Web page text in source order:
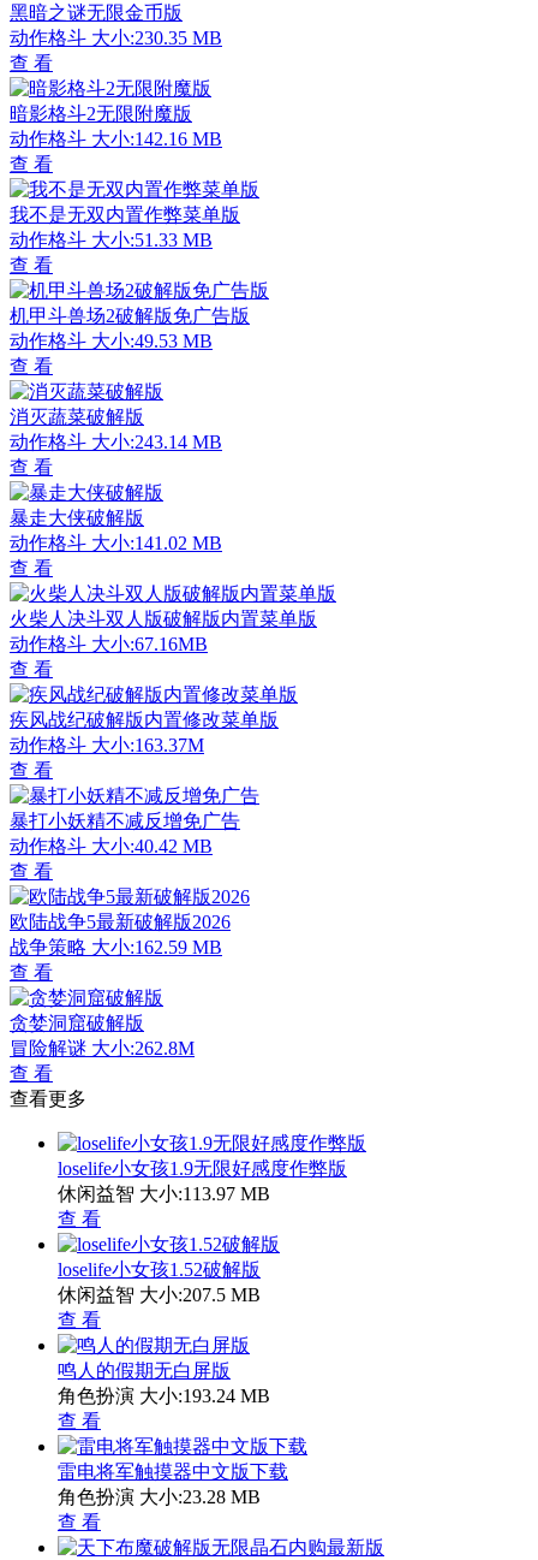
黑暗之谜无限金币版
动作格斗 大小:230.35 MB
查 看
暗影格斗2无限附魔版
动作格斗 大小:142.16 MB
查 看
我不是无双内置作弊菜单版
动作格斗 大小:51.33 MB
查 看
机甲斗兽场2破解版免广告版
动作格斗 大小:49.53 MB
查 看
消灭蔬菜破解版
动作格斗 大小:243.14 MB
查 看
暴走大侠破解版
动作格斗 大小:141.02 MB
查 看
火柴人决斗双人版破解版内置菜单版
动作格斗 大小:67.16MB
查 看
疾风战纪破解版内置修改菜单版
动作格斗 大小:163.37M
查 看
暴打小妖精不减反增免广告
动作格斗 大小:40.42 MB
查 看
欧陆战争5最新破解版2026
战争策略 大小:162.59 MB
查 看
贪婪洞窟破解版
冒险解谜 大小:262.8M
查 看
查看更多
loselife小女孩1.9无限好感度作弊版
休闲益智 大小:113.97 MB
查 看
loselife小女孩1.52破解版
休闲益智 大小:207.5 MB
查 看
鸣人的假期无白屏版
角色扮演 大小:193.24 MB
查 看
雷电将军触摸器中文版下载
角色扮演 大小:23.28 MB
查 看